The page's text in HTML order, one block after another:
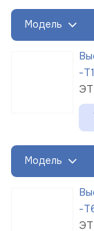
Модель
-
Модель
-